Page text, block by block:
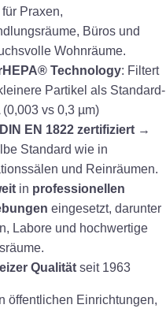
s
w
a
r
:
1
.
3
9
9
0
:
.
1
0
€
Praxen,
Büros und
Wohnräume.
Technology: Filtert
Partikel als Standard-
(0,003 vs 0,3 µm)
DIN EN 1822 zertifiziert →
Standard wie in
und Reinräumen.
in professionellen
eingesetzt, darunter
Labore und hochwertige
Qualität seit 1963
öffentlichen Einrichtungen,